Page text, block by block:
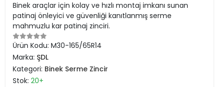
Binek araçlar için kolay ve hızlı montaj imkanı sunan
patinaj önleyici ve güvenliği kanıtlanmış serme
mahmuzlu kar patinaj zinciri.
Ürün Kodu: M30-165/65R14
Marka: ŞDL
Kategori: Binek Serme Zincir
Stok: 20+